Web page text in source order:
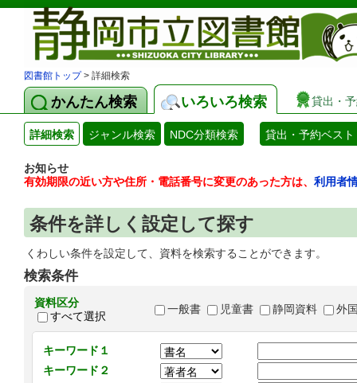
図書館トップ> 詳細検索
かんたん検索 いろいろ検索 貸出・
詳細検索 ジャンル検索 NDC分類検索 貸出・予約ベスト
お知らせ
有効期限の近い方や住所・電話番号に変更のあった方は、 利用者
条件を詳しく設定して探す
くわしい条件を設定して、資料を検索することができます。
検索条件
資料区分
すべて選択
一般書 児童書 静岡資料 外
キーワード１
キーワード２